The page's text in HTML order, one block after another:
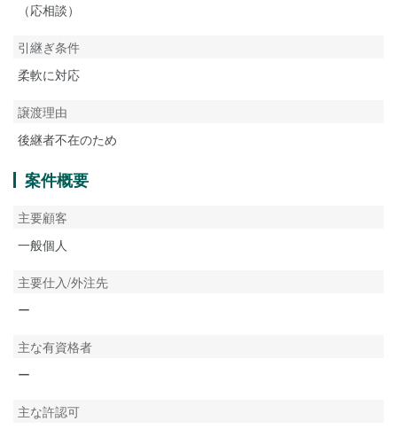
（応相談）
引継ぎ条件
柔軟に対応
譲渡理由
後継者不在のため
案件概要
主要顧客
一般個人
主要仕入/外注先
ー
主な有資格者
ー
主な許認可